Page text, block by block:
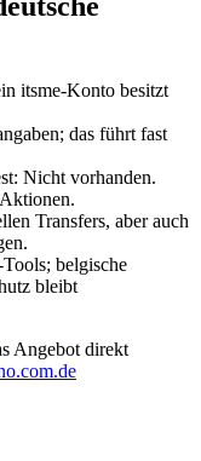
itsme-Konto besitzt
das führt fast
Nicht vorhanden.
Transfers, aber auch
belgische
bleibt
Angebot direkt